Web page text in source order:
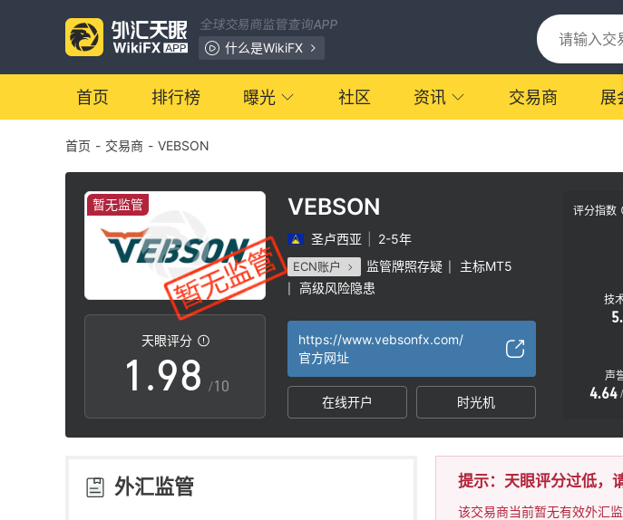
全球交易商监管查询APP
什么是WikiFX
首页 排行榜 曝光 社区 资讯 交易商 展
首页 - 交易商 - VEBSON
暂无监管
天眼评分
0
1
2
3
.
3
4
5
7
8
9
2
3
4
6
7
8
9
/10
VEBSON
圣卢西亚 2-5年
ECN账户 监管牌照存疑 主标MT5
高级风险隐患
https://www.vebsonfx.com/
官方网址
在线开户 时光机
评分指数
技
声
4.64 /
外汇监管 提示：天眼评分过低，
该交易商当前暂无有效外汇